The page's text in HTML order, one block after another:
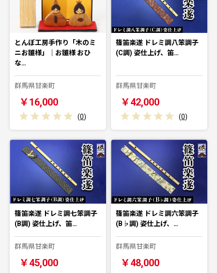
とんぼ工房手作り「木のミ
ニお雛様」｜お雛様 おひ
な…
群馬県甘楽町
￥16,000
(0)
篠笛楽遂 ドレミ調八笨調子
(C調) 姿仕上げ、笛…
群馬県甘楽町
￥42,000
(0)
篠笛楽遂 ドレミ調七笨調子
(B調) 姿仕上げ、笛…
群馬県甘楽町
￥45,000
篠笛楽遂 ドレミ調六笨調子
(B♭調) 姿仕上げ、…
群馬県甘楽町
￥48,000